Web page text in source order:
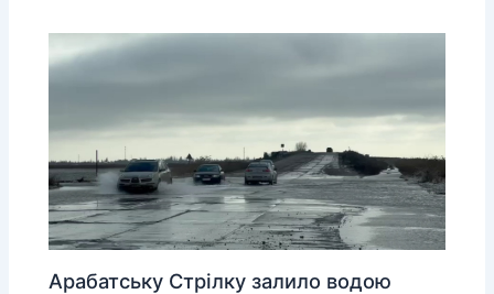
Арабатську Стрілку залило водою